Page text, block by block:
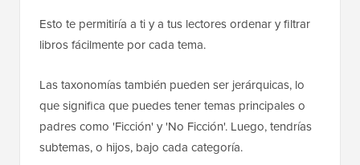
Esto te permitiría a ti y a tus lectores ordenar y filtrar
libros fácilmente por cada tema.
Las taxonomías también pueden ser jerárquicas, lo
que significa que puedes tener temas principales o
padres como 'Ficción' y 'No Ficción'. Luego, tendrías
subtemas, o hijos, bajo cada categoría.